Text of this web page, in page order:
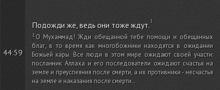
44:59
Подожди же, ведь они тоже ждут.
О Мухаммад! Жди обещанной тебе помощи и обещанных
благ, в то время как многобожники находятся в ожидании
Божьей кары. Все люди в этом мире ожидают своей участи:
посланник Аллаха и его последователи ожидают счастья на
земле и преуспеяния после смерти, а их противники - несчастья
на земле и наказания после смерти..